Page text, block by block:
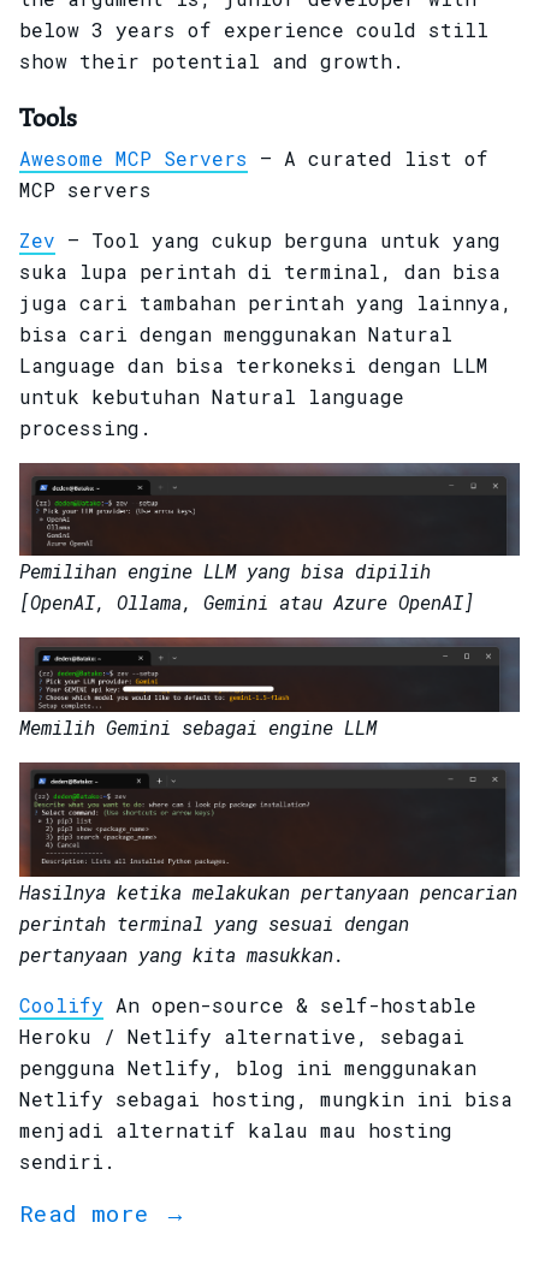
below 3 years of experience could still
show their potential and growth.
Tools
Awesome MCP Servers – A curated list of
MCP servers
Zev – Tool yang cukup berguna untuk yang
suka lupa perintah di terminal, dan bisa
juga cari tambahan perintah yang lainnya,
bisa cari dengan menggunakan Natural
Language dan bisa terkoneksi dengan LLM
untuk kebutuhan Natural language
processing.
Pemilihan engine LLM yang bisa dipilih
[OpenAI, Ollama, Gemini atau Azure OpenAI]
Memilih Gemini sebagai engine LLM
Hasilnya ketika melakukan pertanyaan pencarian
perintah terminal yang sesuai dengan
pertanyaan yang kita masukkan.
Coolify An open-source & self-hostable
Heroku / Netlify alternative, sebagai
pengguna Netlify, blog ini menggunakan
Netlify sebagai hosting, mungkin ini bisa
menjadi alternatif kalau mau hosting
sendiri.
Read more →